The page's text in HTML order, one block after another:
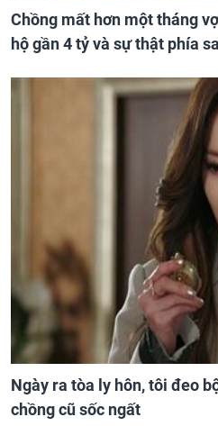
Chồng mất hơn một tháng
hộ gần 4 tỷ và sự thật phía
Ngày ra tòa ly hôn, tôi đeo
chồng cũ sốc ngất